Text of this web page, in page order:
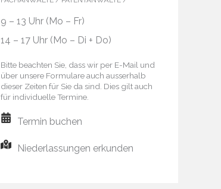
9 – 13 Uhr (Mo – Fr)
14 – 17 Uhr (Mo – Di + Do)
Bitte beachten Sie, dass wir per E-Mail und
über unsere Formulare auch ausserhalb
dieser Zeiten für Sie da sind. Dies gilt auch
für individuelle Termine.
Termin buchen
Niederlassungen erkunden